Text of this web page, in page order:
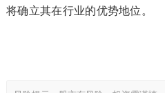
将确立其在行业的优势地位。